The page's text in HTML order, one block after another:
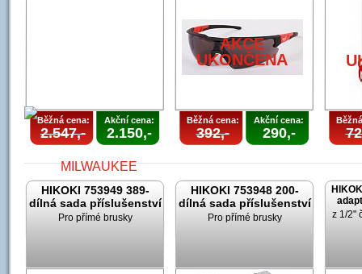
Běžná cena:
2.547,-
Akční cena:
2.150,-
AKCE
UKONČENA
Běžná cena:
392,-
Akční cena:
290,-
HIKOKI 753949 389-
dílná sada příslušenství
Pro přímé brusky
HIKOKI 753948 200-
dílná sada příslušenství
Pro přímé brusky
z 1/2"